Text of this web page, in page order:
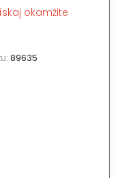
okamžite
89635